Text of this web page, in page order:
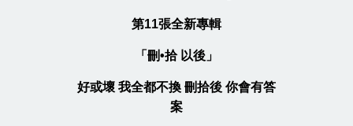
第11張全新專輯
「刪•拾 以後」
好或壞 我全都不換 刪拾後 你會有答
案